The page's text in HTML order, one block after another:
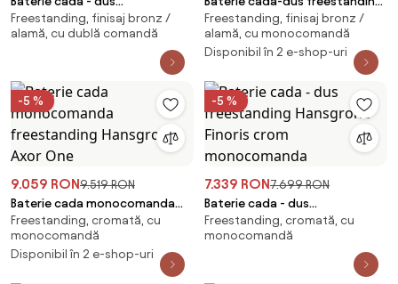
freestanding Inter Ceramic
retro auriu lucios cu set de dus
Freestanding, finisaj bronz /
alamă, cu dublă comandă
Omnires Y monocomanda
finisaj auriu periat
Freestanding, finisaj bronz /
alamă, cu monocomandă
Disponibil în 2 e-shop-uri
-5 %
9.059 RON9.519 RON
Baterie cada monocomanda
freestanding Hansgrohe Axor
One
Freestanding, cromată, cu
monocomandă
Disponibil în 2 e-shop-uri
-5 %
7.339 RON7.699 RON
Baterie cada - dus
freestanding Hansgrohe Finoris
crom monocomanda
Freestanding, cromată, cu
monocomandă